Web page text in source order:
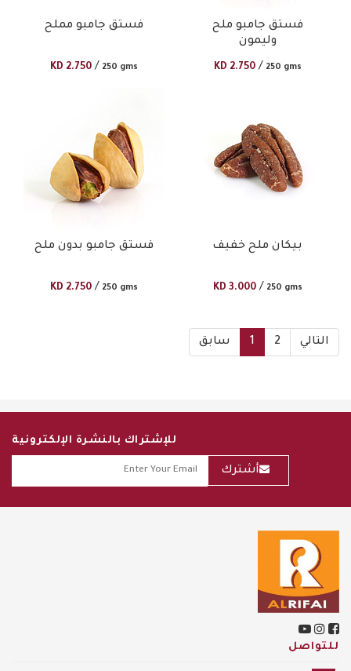
فستق جامبو مملح
KD 2.750 / 250 gms
فستق جامبو ملح
وليمون
KD 2.750 / 250 gms
فستق جامبو بدون ملح
KD 2.750 / 250 gms
بيكان ملح خفيف
KD 3.000 / 250 gms
سابق 1 2 التالي
للإشتراك بالنشرة الإلكترونية
أشترك
للتواصل